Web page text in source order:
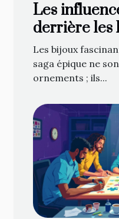
Les
derrière les
épique
Les bijoux
saga épique ne
ornements ; ils...